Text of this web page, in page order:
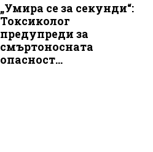
„Умира се за секунди“:
Токсиколог
предупреди за
смъртоносната
опасност...